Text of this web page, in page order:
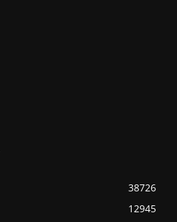
38726
12945